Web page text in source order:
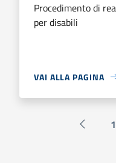
Procedimento di
per disabili
VAI ALLA PAGINA
Pagina 1